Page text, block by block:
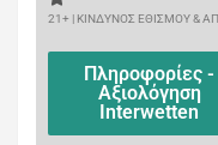
21+ | ΚΙΝΔΥΝΟΣ ΕΘΙΣΜΟΥ &
Πληροφορίες -
Αξιολόγηση
Interwetten